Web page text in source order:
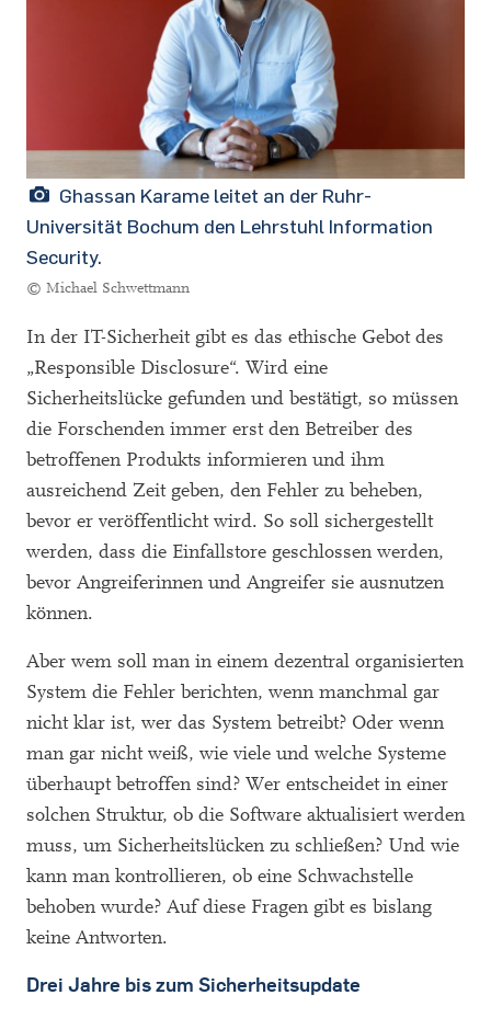
Ghassan Karame leitet an der Ruhr-
Universität Bochum den Lehrstuhl Information
Security.
© Michael Schwettmann
In der IT-Sicherheit gibt es das ethische Gebot des
„Responsible Disclosure“. Wird eine
Sicherheitslücke gefunden und bestätigt, so müssen
die Forschenden immer erst den Betreiber des
betroffenen Produkts informieren und ihm
ausreichend Zeit geben, den Fehler zu beheben,
bevor er veröffentlicht wird. So soll sichergestellt
werden, dass die Einfallstore geschlossen werden,
bevor Angreiferinnen und Angreifer sie ausnutzen
können.
Aber wem soll man in einem dezentral organisierten
System die Fehler berichten, wenn manchmal gar
nicht klar ist, wer das System betreibt? Oder wenn
man gar nicht weiß, wie viele und welche Systeme
überhaupt betroffen sind? Wer entscheidet in einer
solchen Struktur, ob die Software aktualisiert werden
muss, um Sicherheitslücken zu schließen? Und wie
kann man kontrollieren, ob eine Schwachstelle
behoben wurde? Auf diese Fragen gibt es bislang
keine Antworten.
Drei Jahre bis zum Sicherheitsupdate